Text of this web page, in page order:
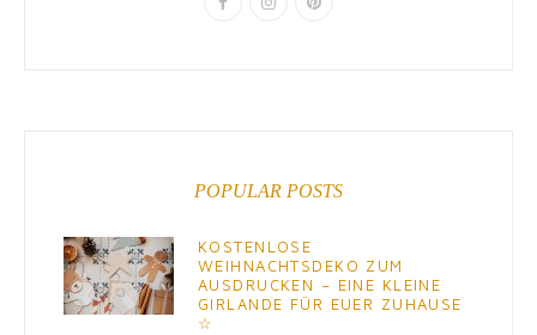
POPULAR POSTS
KOSTENLOSE
WEIHNACHTSDEKO ZUM
AUSDRUCKEN – EINE KLEINE
GIRLANDE FÜR EUER ZUHAUSE
☆